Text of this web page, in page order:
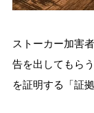
ストーカー加害
告を出してもら
を証明する「証